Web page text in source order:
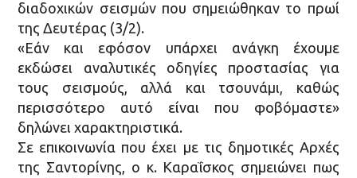
διαδοχικών σεισμών που σημειώθηκαν το πρωί
της Δευτέρας (3/2).
«Εάν και εφόσον υπάρχει ανάγκη έχουμε
εκδώσει αναλυτικές οδηγίες προστασίας για
τους σεισμούς, αλλά και τσουνάμι, καθώς
περισσότερο αυτό είναι που φοβόμαστε»
δηλώνει χαρακτηριστικά.
Σε επικοινωνία που έχει με τις δημοτικές Αρχές
της Σαντορίνης, ο κ. Καραΐσκος σημειώνει πως